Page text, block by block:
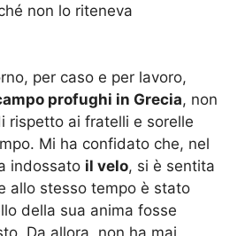
non lo riteneva
per caso e per lavoro,
profughi in Grecia, non
rispetto ai fratelli e sorelle
Mi ha confidato che, nel
indossato il velo, si è sentita
allo stesso tempo è stato
della sua anima fosse